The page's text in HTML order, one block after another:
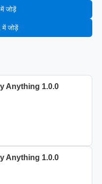
जोड़ें
जोड़ें
Anything 1.0.0
Anything 1.0.0